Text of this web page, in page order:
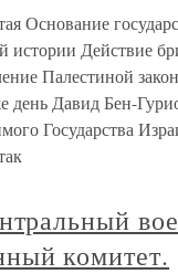
Основание
истории Действие
Палестиной
день Давид Бен-
Государства
комитет.